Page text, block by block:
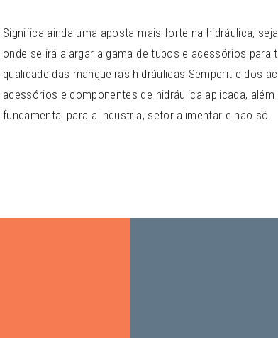
Significa ainda uma aposta mais forte na hidráulica,
onde se irá alargar a gama de tubos e acessórios
qualidade das mangueiras hidráulicas Semperit e dos
acessórios e componentes de hidráulica aplicada,
fundamental para a industria, setor alimentar e não só.